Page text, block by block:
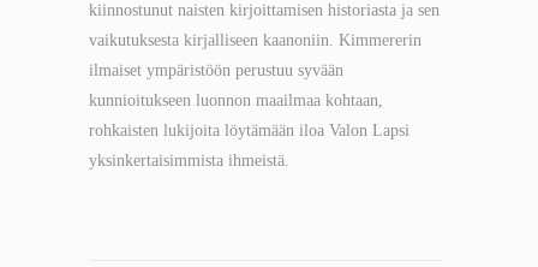
kiinnostunut naisten kirjoittamisen historiasta ja sen
vaikutuksesta kirjalliseen kaanoniin. Kimmererin
ilmaiset ympäristöön perustuu syvään
kunnioitukseen luonnon maailmaa kohtaan,
rohkaisten lukijoita löytämään iloa Valon Lapsi
yksinkertaisimmista ihmeistä.